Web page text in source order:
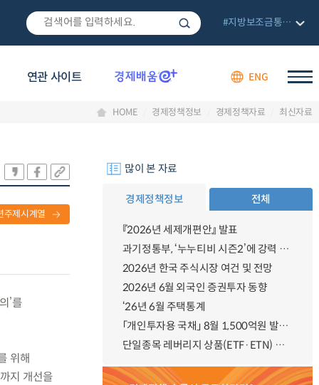
연관 사이트 ENG
#지방보조금통합관리망
HOME 경제정책정보 경제정책자료 최신자료
주제시계열
’를
위해
지 개선을
많이 본 자료
경제정책정보 전체
『2026년 세제개편안』 발표
과기정통부, ‘누누티비 시즌2’에 강력 대응 의지 밝혀
2026년 한국 주식시장 여건 및 전망
2026년 6월 외국인 증권투자 동향
‘26년 6월 주택통계
「개인투자용 국채」 8월 1,500억원 발행 예정
단일종목 레버리지 상품(ETF·ETN) 기본예탁금 강화 조기시행 방안 안내